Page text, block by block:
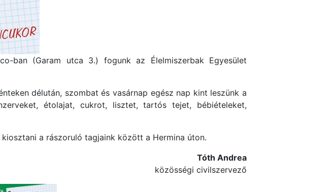
ban (Garam utca 3.) fogunk az Élelmiszerbak Egyesület
délután, szombat és vasárnap egész nap kint leszünk a
étolajat, cukrot, lisztet, tartós tejet, bébiételeket,
a rászoruló tagjaink között a Hermina úton.
Tóth Andrea
közösségi civilszervező